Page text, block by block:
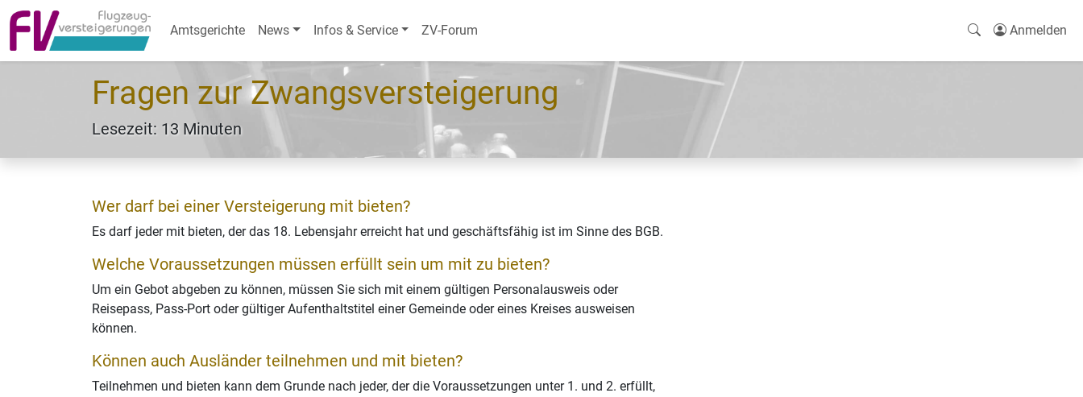
Amtsgerichte News Infos & Service ZV-Forum Anmelden
Fragen zur Zwangsversteigerung
Lesezeit: 13 Minuten
Wer darf bei einer Versteigerung mit bieten?
Es darf jeder mit bieten, der das 18. Lebensjahr erreicht hat und geschäftsfähig ist im Sinne des BGB.
Welche Voraussetzungen müssen erfüllt sein um mit zu bieten?
Um ein Gebot abgeben zu können, müssen Sie sich mit einem gültigen Personalausweis oder
Reisepass, Pass-Port oder gültiger Aufenthaltstitel einer Gemeinde oder eines Kreises ausweisen
können.
Können auch Ausländer teilnehmen und mit bieten?
Teilnehmen und bieten kann dem Grunde nach jeder, der die Voraussetzungen unter 1. und 2. erfüllt,